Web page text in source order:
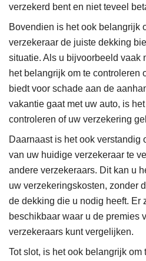
verzekerd bent en niet teveel
Bovendien is het ook belangrijk
verzekeraar de juiste dekking
situatie. Als u bijvoorbeeld vaak
het belangrijk om te controleren
biedt voor schade aan de
vakantie gaat met uw auto, is
controleren of uw verzekering
Daarnaast is het ook verstandig
van uw huidige verzekeraar te
andere verzekeraars. Dit kan u
uw verzekeringskosten, zonder
de dekking die u nodig heeft. Er
beschikbaar waar u de premies
verzekeraars kunt vergelijken.
Tot slot, is het ook belangrijk om